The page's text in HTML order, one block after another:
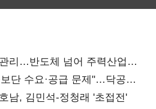
리…반도체 넘어 주력산업
단 수요·공급 문제"…닥공
남, 김민석-정청래 '초접전'